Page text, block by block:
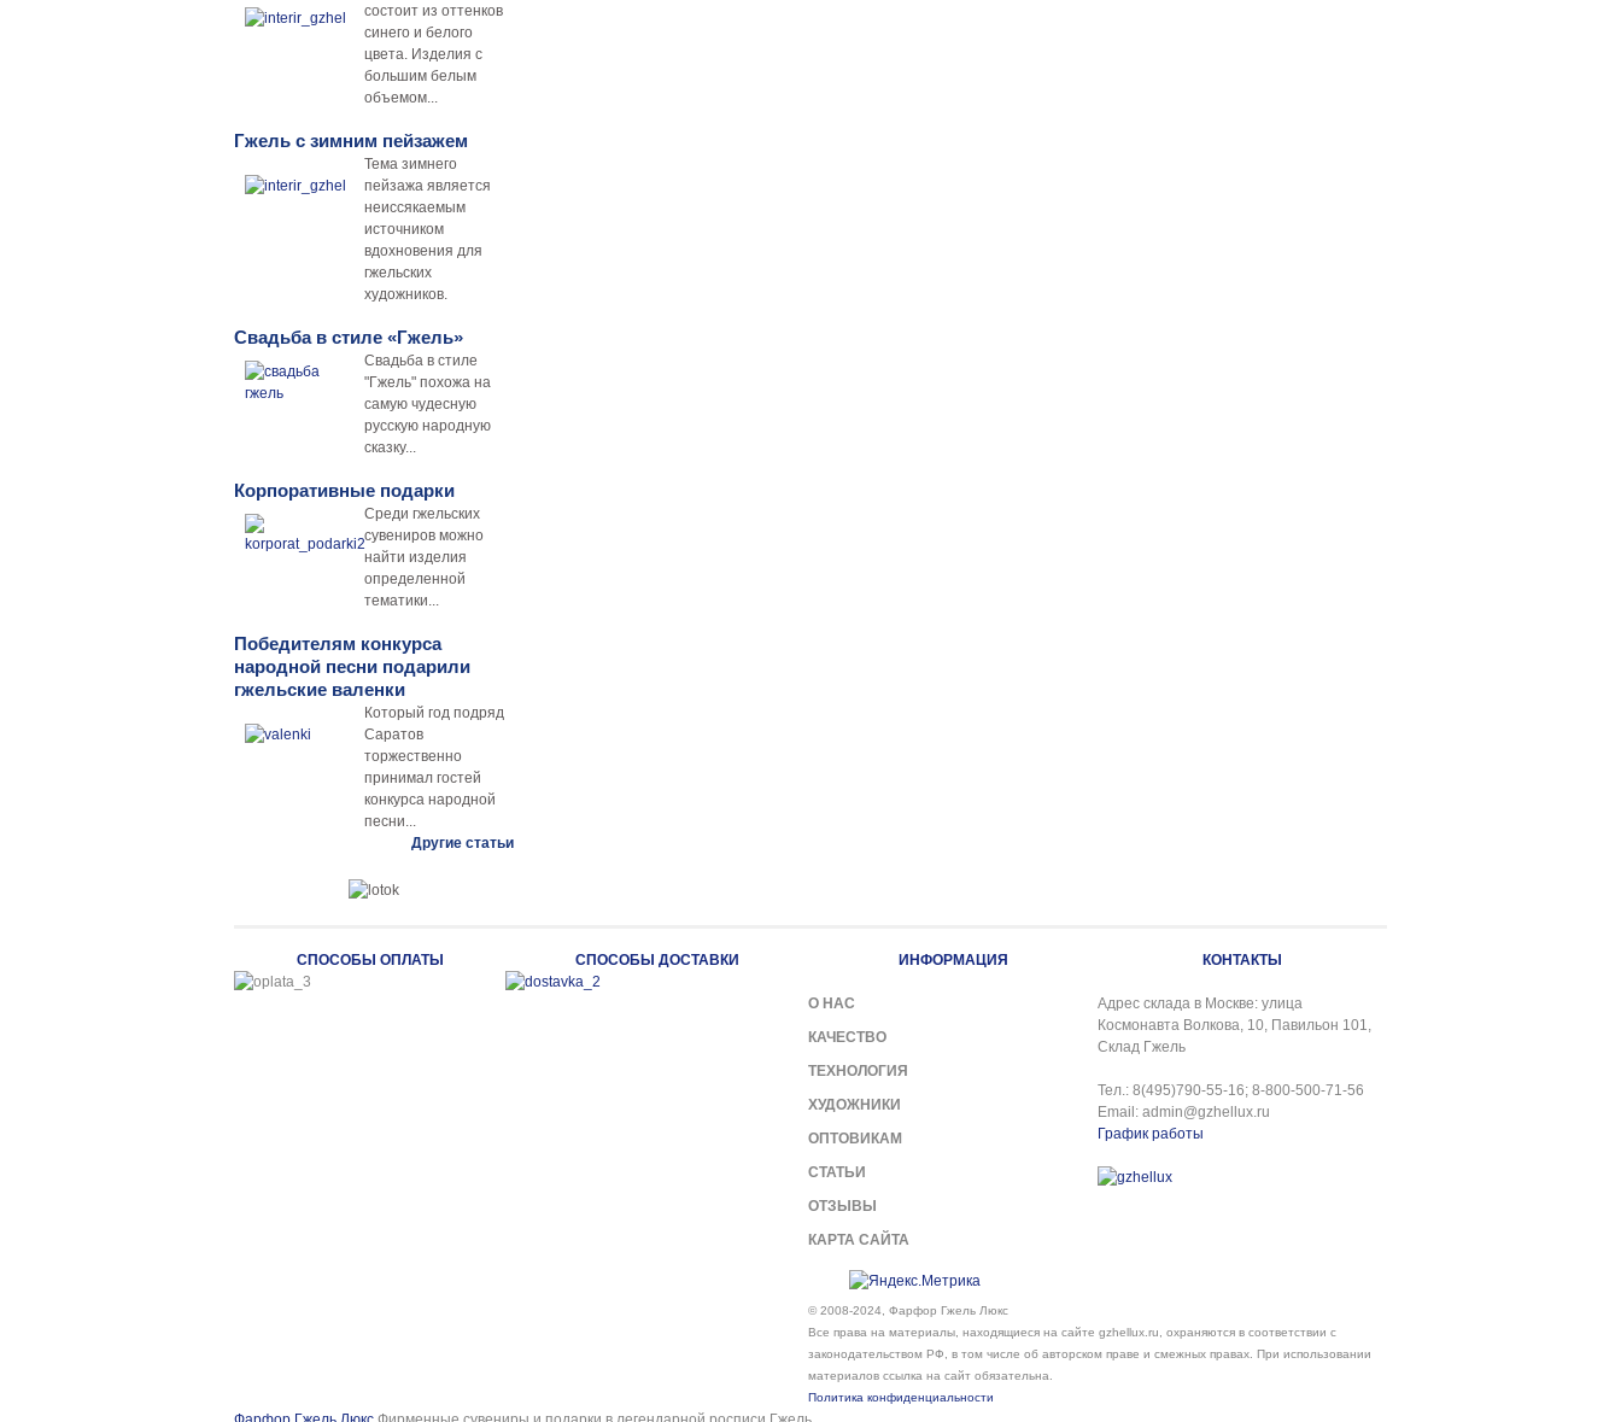
состоит из оттенков
синего и белого
цвета. Изделия с
большим белым
объемом...
Гжель с зимним пейзажем
Тема зимнего
пейзажа является
неиссякаемым
источником
вдохновения для
гжельских
художников.
Свадьба в стиле «Гжель»
Свадьба в стиле
"Гжель" похожа на
самую чудесную
русскую народную
сказку...
Корпоративные подарки
Среди гжельских
сувениров можно
найти изделия
определенной
тематики...
Победителям конкурса
народной песни подарили
гжельские валенки
Который год подряд
Саратов
торжественно
принимал гостей
конкурса народной
песни...
Другие статьи
СПОСОБЫ ОПЛАТЫ СПОСОБЫ ДОСТАВКИ ИНФОРМАЦИЯ
О НАС
КАЧЕСТВО
ТЕХНОЛОГИЯ
ХУДОЖНИКИ
ОПТОВИКАМ
СТАТЬИ
ОТЗЫВЫ
КАРТА САЙТА
КОНТАКТЫ
Адрес склада в Москве: улица
Космонавта Волкова, 10, Павильон 101,
Склад Гжель
Тел.: 8(495)790-55-16; 8-800-500-71-56
Email: admin@gzhellux.ru
График работы
© 2008-2024, Фарфор Гжель Люкс
Все права на материалы, находящиеся на сайте gzhellux.ru, охраняются в соответствии с
законодательством РФ, в том числе об авторском праве и смежных правах. При использовании
материалов ссылка на сайт обязательна.
Политика конфиденциальности